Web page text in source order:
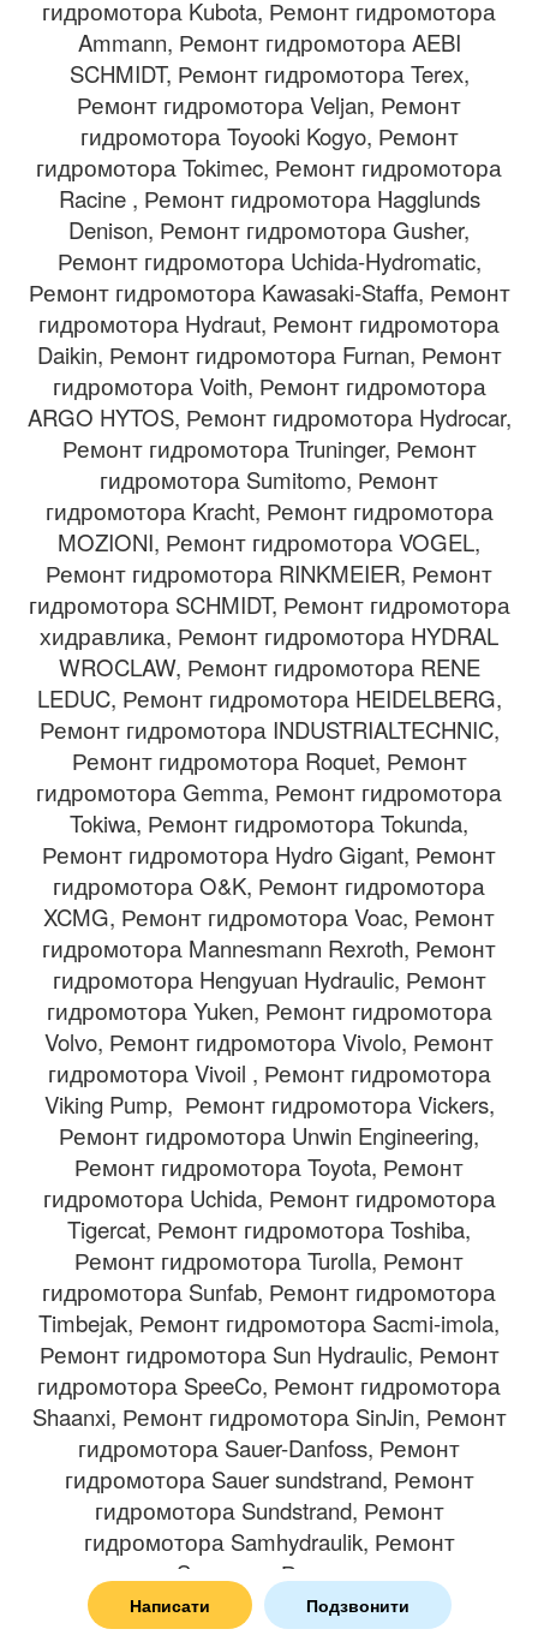
Написати Подзвонити
гидромотора Kubota, Ремонт гидромотора
Ammann, Ремонт гидромотора AEBI
SCHMIDT, Ремонт гидромотора Terex,
Ремонт гидромотора Veljan, Ремонт
гидромотора Toyooki Kogyo, Ремонт
гидромотора Tokimec, Ремонт гидромотора
Racine , Ремонт гидромотора Hagglunds
Denison, Ремонт гидромотора Gusher,
Ремонт гидромотора Uchida-Hydromatic,
Ремонт гидромотора Kawasaki-Staffa, Ремонт
гидромотора Hydraut, Ремонт гидромотора
Daikin, Ремонт гидромотора Furnan, Ремонт
гидромотора Voith, Ремонт гидромотора
ARGO HYTOS, Ремонт гидромотора Hydrocar,
Ремонт гидромотора Truninger, Ремонт
гидромотора Sumitomo, Ремонт
гидромотора Kracht, Ремонт гидромотора
MOZIONI, Ремонт гидромотора VOGEL,
Ремонт гидромотора RINKMEIER, Ремонт
гидромотора SCHMIDT, Ремонт гидромотора
хидравлика, Ремонт гидромотора HYDRAL
WROCLAW, Ремонт гидромотора RENE
LEDUC, Ремонт гидромотора HEIDELBERG,
Ремонт гидромотора INDUSTRIALTECHNIC,
Ремонт гидромотора Roquet, Ремонт
гидромотора Gemma, Ремонт гидромотора
Tokiwa, Ремонт гидромотора Tokunda,
Ремонт гидромотора Hydro Gigant, Ремонт
гидромотора O&K, Ремонт гидромотора
XCMG, Ремонт гидромотора Voac, Ремонт
гидромотора Mannesmann Rexroth, Ремонт
гидромотора Hengyuan Hydraulic, Ремонт
гидромотора Yuken, Ремонт гидромотора
Volvo, Ремонт гидромотора Vivolo, Ремонт
гидромотора Vivoil , Ремонт гидромотора
Viking Pump, Ремонт гидромотора Vickers,
Ремонт гидромотора Unwin Engineering,
Ремонт гидромотора Toyota, Ремонт
гидромотора Uchida, Ремонт гидромотора
Tigercat, Ремонт гидромотора Toshiba,
Ремонт гидромотора Turolla, Ремонт
гидромотора Sunfab, Ремонт гидромотора
Timbejak, Ремонт гидромотора Sacmi-imola,
Ремонт гидромотора Sun Hydraulic, Ремонт
гидромотора SpeeCo, Ремонт гидромотора
Shaanxi, Ремонт гидромотора SinJin, Ремонт
гидромотора Sauer-Danfoss, Ремонт
гидромотора Sauer sundstrand, Ремонт
гидромотора Sundstrand, Ремонт
гидромотора Samhydraulik, Ремонт
гидромотора Samsung, Ремонт гидромотора
Sauer Salami, Ремонт гидромотора Ross